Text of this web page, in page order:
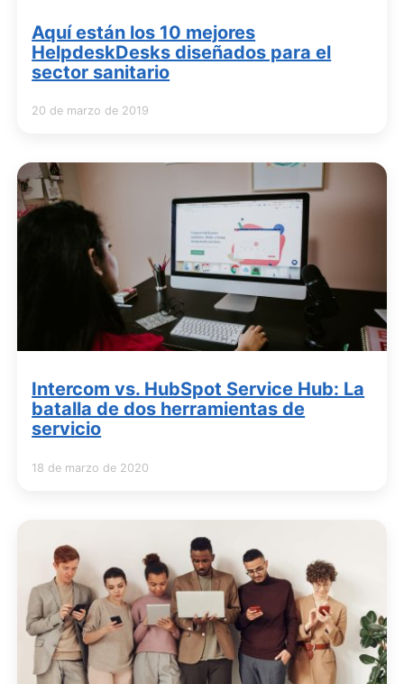
Aquí están los 10 mejores
HelpdeskDesks diseñados para el
sector sanitario
20 de marzo de 2019
Intercom vs. HubSpot Service Hub: La
batalla de dos herramientas de
servicio
18 de marzo de 2020